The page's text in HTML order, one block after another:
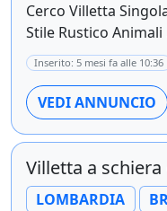
Cerco Villetta
Stile Rustico Animali
Inserito: 5 mesi fa alle 10:36
VEDI ANNUNCIO
Villetta a
LOMBARDIA